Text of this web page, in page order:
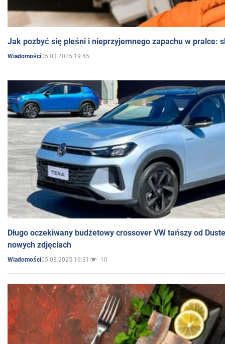
Jak pozbyć się pleśni i nieprzyjemnego zapachu w pralce:
Wiadomości05.03.2025 19:45
Długo oczekiwany budżetowy crossover VW tańszy od
nowych zdjęciach
Wiadomości05.03.2025 19:31 10